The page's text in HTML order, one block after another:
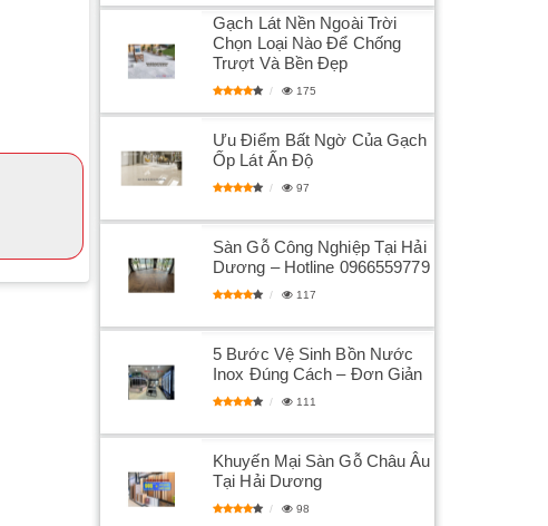
Gạch Lát Nền Ngoài Trời
Chọn Loại Nào Để Chống
Trượt Và Bền Đẹp
175
Ưu Điểm Bất Ngờ Của Gạch
Ốp Lát Ấn Độ
97
Sàn Gỗ Công Nghiệp Tại Hải
Dương – Hotline 0966559779
117
5 Bước Vệ Sinh Bồn Nước
Inox Đúng Cách – Đơn Giản
111
Khuyến Mại Sàn Gỗ Châu Âu
Tại Hải Dương
98